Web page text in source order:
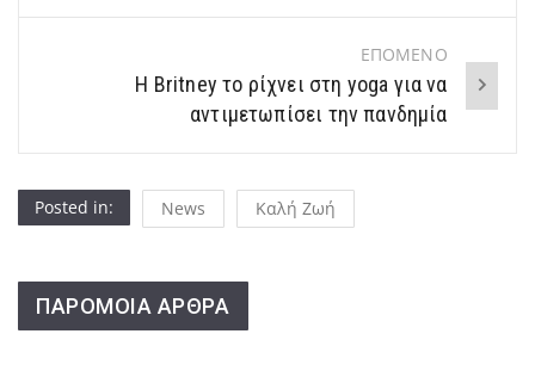
ΕΠΟΜΕΝΟ
Η Britney το ρίχνει στη yoga για να
αντιμετωπίσει την πανδημία
Posted in: News Καλή Ζωή
ΠΑΡΟΜΟΙΑ ΑΡΘΡΑ